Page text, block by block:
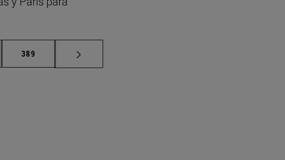
intermedias Use TAB para desplazarse.
Página
389